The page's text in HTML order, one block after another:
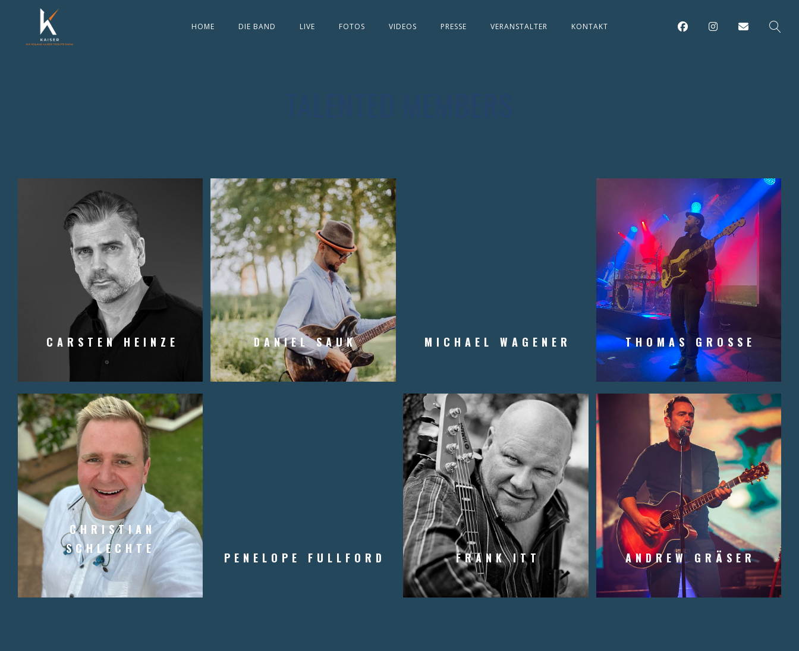
HOME DIE BAND LIVE FOTOS VIDEOS PRESSE VERANSTALTER KONTAKT
CARSTEN HEINZE DANIEL SAUK MICHAEL WAGENER THOMAS GROSSE
CHRISTIAN
SCHLECHTE
PENELOPE FULLFORD FRANK ITT ANDREW GRÄSER